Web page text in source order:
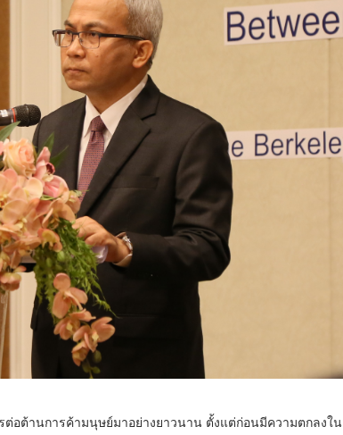
อต้านการค้ามนุษย์มาอย่างยาวนาน ตั้งแต่ก่อนมีความตกลงใน